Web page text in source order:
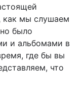
как мы слушаем
было
и альбомами в
где бы вы
что